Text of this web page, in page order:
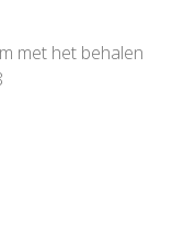
met het behalen